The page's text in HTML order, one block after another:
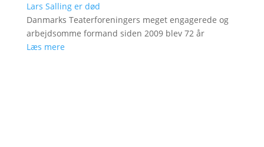
Lars Salling er død
Danmarks Teaterforeningers meget engagerede og
arbejdsomme formand siden 2009 blev 72 år
Læs mere